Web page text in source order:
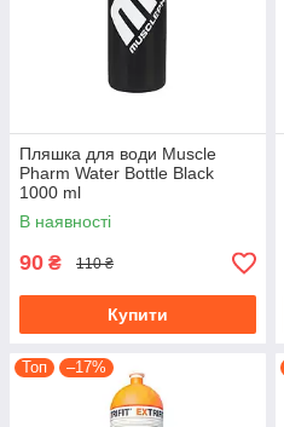
Пляшка для води Muscle
Pharm Water Bottle Black
1000 ml
В наявності
90 ₴ 110 ₴
Купити
Топ –17%